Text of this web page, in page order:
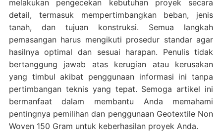
melakukan pengecekan kebutuhan proyek secara
detail, termasuk mempertimbangkan beban, jenis
tanah, dan tujuan konstruksi. Semua langkah
pemasangan harus mengikuti prosedur standar agar
hasilnya optimal dan sesuai harapan. Penulis tidak
bertanggung jawab atas kerugian atau kerusakan
yang timbul akibat penggunaan informasi ini tanpa
pertimbangan teknis yang tepat. Semoga artikel ini
bermanfaat dalam membantu Anda memahami
pentingnya pemilihan dan penggunaan Geotextile Non
Woven 150 Gram untuk keberhasilan proyek Anda.